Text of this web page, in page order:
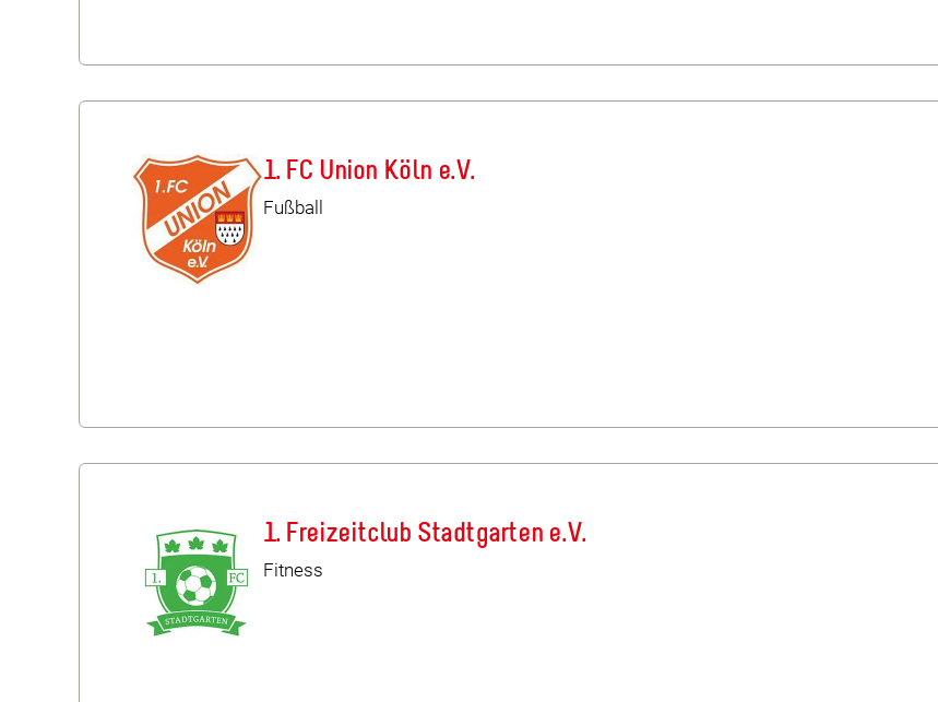
1. FC Union Köln e.V.
Fußball
1. Freizeitclub Stadtgarten e.V.
Fitness